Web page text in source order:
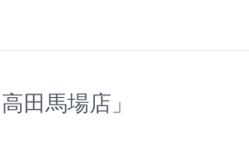
田馬場店」